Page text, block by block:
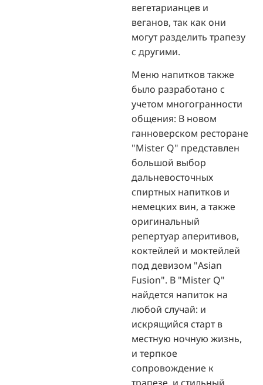
вегетарианцев и
веганов, так как они
могут разделить трапезу
с другими.
Меню напитков также
было разработано с
учетом многогранности
общения: В новом
ганноверском ресторане
"Mister Q" представлен
большой выбор
дальневосточных
спиртных напитков и
немецких вин, а также
оригинальный
репертуар аперитивов,
коктейлей и моктейлей
под девизом "Asian
Fusion". В "Mister Q"
найдется напиток на
любой случай: и
искрящийся старт в
местную ночную жизнь,
и терпкое
сопровождение к